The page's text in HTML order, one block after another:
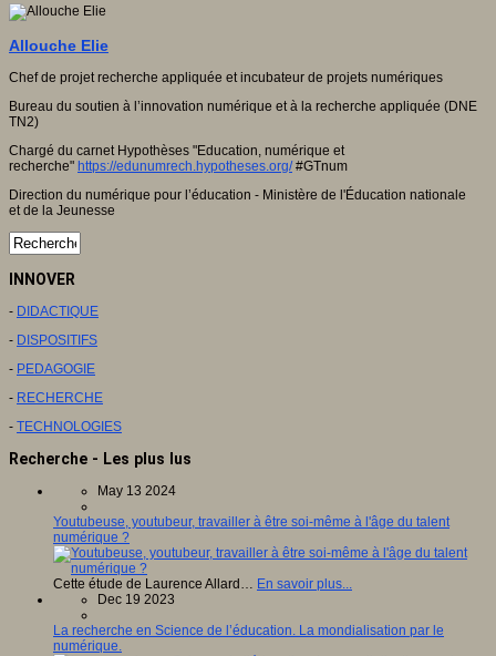
Allouche Elie
Chef de projet recherche appliquée et incubateur de projets numériques
Bureau du soutien à l’innovation numérique et à la recherche appliquée (DNE
TN2)
Chargé du carnet Hypothèses "Education, numérique et
recherche" https://edunumrech.hypotheses.org/#GTnum
Direction du numérique pour l’éducation - Ministère de l'Éducation nationale
et de la Jeunesse
INNOVER
- DIDACTIQUE
- DISPOSITIFS
- PEDAGOGIE
- RECHERCHE
- TECHNOLOGIES
Recherche - Les plus lus
May 13 2024
Youtubeuse, youtubeur, travailler à être soi-même à l'âge du talent
numérique ?
Cette étude de Laurence Allard… En savoir plus...
Dec 19 2023
La recherche en Science de l’éducation. La mondialisation par le
numérique.